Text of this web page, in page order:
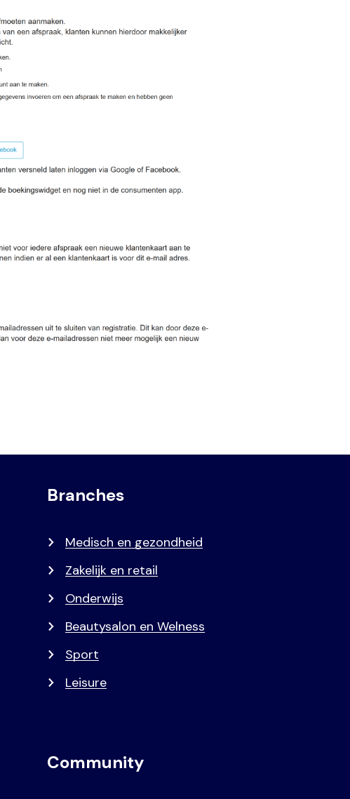
Branches
Medisch en gezondheid
Zakelijk en retail
Onderwijs
Beautysalon en Welness
Sport
Leisure
Community